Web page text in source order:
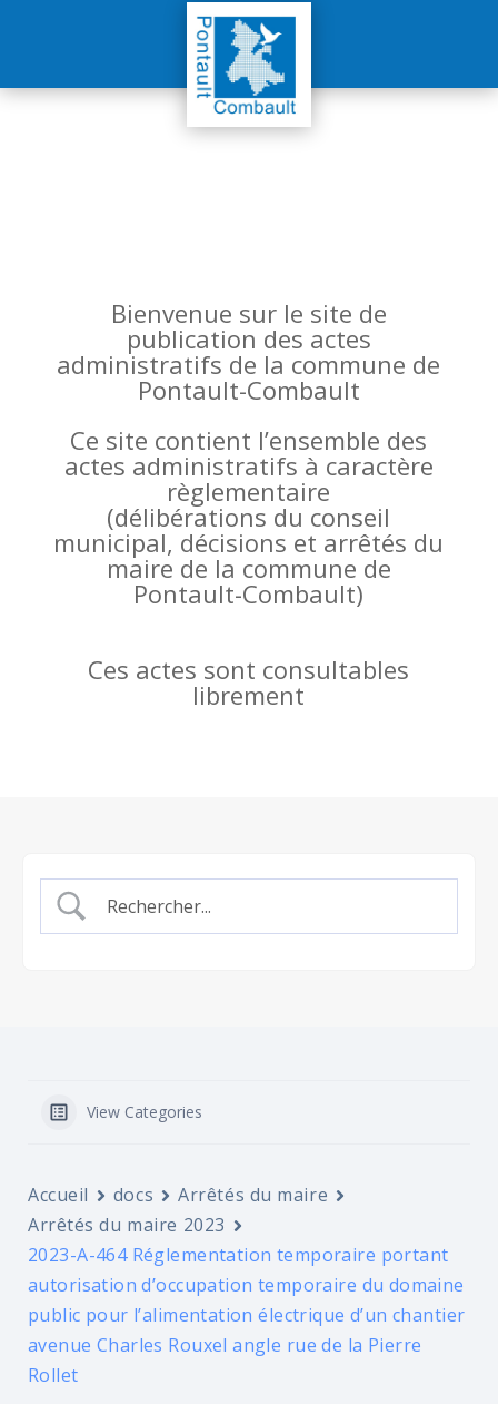
Bienvenue sur le site de
publication des actes
administratifs de la commune de
Pontault-Combault
Ce site contient l’ensemble des
actes administratifs à caractère
règlementaire
(délibérations du conseil
municipal, décisions et arrêtés du
maire de la commune de
Pontault-Combault)
Ces actes sont consultables
librement
View Categories
Accueil docs
Arrêtés du maire
Arrêtés du maire 2023
2023-A-464 Réglementation temporaire portant
autorisation d’occupation temporaire du domaine
public pour l’alimentation électrique d’un chantier
avenue Charles Rouxel angle rue de la Pierre
Rollet